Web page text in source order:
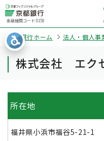
金融機関コード:0158
京都銀行ホーム 法人・個人事
株式会社 エク
所在地
福井県小浜市福谷5-21-1